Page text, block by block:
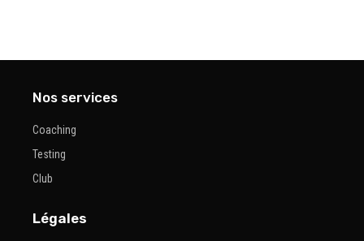
Nos services
Coaching
Testing
Club
Légales